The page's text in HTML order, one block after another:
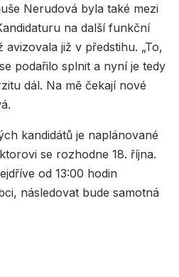
Nerudová byla také mezi
na další funkční
již v předstihu. „To,
podařilo splnit a nyní je tedy
dál. Na mě čekají nové
kandidátů je naplánované
se rozhodne 18. října.
od 13:00 hodin
následovat bude samotná